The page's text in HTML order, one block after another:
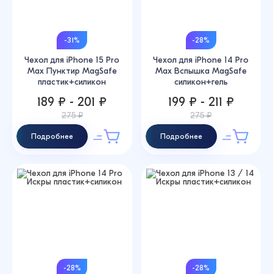
-31%
Чехол для iPhone 15 Pro
Max Пунктир MagSafe
пластик+силикон
189 ₽ - 201 ₽
275 ₽
Подробнее
-28%
Чехол для iPhone 14 Pro
Max Вспышка MagSafe
силикон+гель
199 ₽ - 211 ₽
275 ₽
Подробнее
-28% -28%